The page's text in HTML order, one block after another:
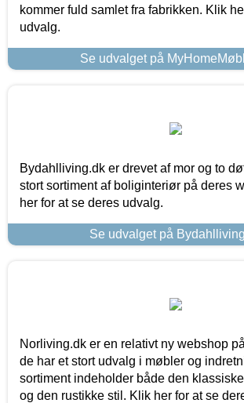
kommer fuld samlet fra fabrikken. Klik
udvalg.
Se udvalget på
Bydahlliving.dk er drevet af mor og to
stort sortiment af boliginteriør på deres
her for at se deres udvalg.
Se udvalget på
Norliving.dk er en relativt ny webshop
de har et stort udvalg i møbler og
sortiment indeholder både den
og den rustikke stil. Klik her for at se